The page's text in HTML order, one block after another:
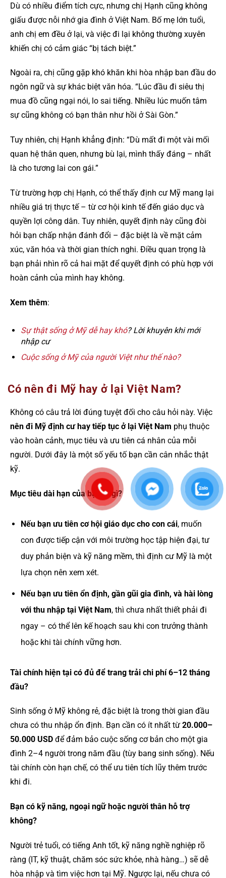
Dù có nhiều điểm tích cực, nhưng chị Hạnh cũng không
giấu được nỗi nhớ gia đình ở Việt Nam. Bố mẹ lớn tuổi,
anh chị em đều ở lại, và việc đi lại không thường xuyên
khiến chị có cảm giác “bị tách biệt.”
Ngoài ra, chị cũng gặp khó khăn khi hòa nhập ban đầu do
ngôn ngữ và sự khác biệt văn hóa. “Lúc đầu đi siêu thị
mua đồ cũng ngại nói, lo sai tiếng. Nhiều lúc muốn tâm
sự cũng không có bạn thân như hồi ở Sài Gòn.”
Tuy nhiên, chị Hạnh khẳng định: “Dù mất đi một vài mối
quan hệ thân quen, nhưng bù lại, mình thấy đáng – nhất
là cho tương lai con gái.”
Từ trường hợp chị Hạnh, có thể thấy định cư Mỹ mang lại
nhiều giá trị thực tế – từ cơ hội kinh tế đến giáo dục và
quyền lợi công dân. Tuy nhiên, quyết định này cũng đòi
hỏi bạn chấp nhận đánh đổi – đặc biệt là về mặt cảm
xúc, văn hóa và thời gian thích nghi. Điều quan trọng là
bạn phải nhìn rõ cả hai mặt để quyết định có phù hợp với
hoàn cảnh của mình hay không.
Xem thêm:
Sự thật sống ở Mỹ dễ hay khó? Lời khuyên khi mới
nhập cư
Cuộc sống ở Mỹ của người Việt như thế nào?
Có nên đi Mỹ hay ở lại Việt Nam?
Không có câu trả lời đúng tuyệt đối cho câu hỏi này. Việc
nên đi Mỹ định cư hay tiếp tục ở lại Việt Nam phụ thuộc
vào hoàn cảnh, mục tiêu và ưu tiên cá nhân của mỗi
người. Dưới đây là một số yếu tố bạn cần cân nhắc thật
kỹ.
Mục tiêu dài hạn của bạn là gì?
Nếu bạn ưu tiên cơ hội giáo dục cho con cái, muốn
con được tiếp cận với môi trường học tập hiện đại, tư
duy phản biện và kỹ năng mềm, thì định cư Mỹ là một
lựa chọn nên xem xét.
Nếu bạn ưu tiên ổn định, gần gũi gia đình, và hài lòng
với thu nhập tại Việt Nam, thì chưa nhất thiết phải đi
ngay – có thể lên kế hoạch sau khi con trưởng thành
hoặc khi tài chính vững hơn.
Tài chính hiện tại có đủ để trang trải chi phí 6–12 tháng
đầu?
Sinh sống ở Mỹ không rẻ, đặc biệt là trong thời gian đầu
chưa có thu nhập ổn định. Bạn cần có ít nhất từ 20.000–
50.000 USD để đảm bảo cuộc sống cơ bản cho một gia
đình 2–4 người trong năm đầu (tùy bang sinh sống). Nếu
tài chính còn hạn chế, có thể ưu tiên tích lũy thêm trước
khi đi.
Bạn có kỹ năng, ngoại ngữ hoặc người thân hỗ trợ
không?
Người trẻ tuổi, có tiếng Anh tốt, kỹ năng nghề nghiệp rõ
ràng (IT, kỹ thuật, chăm sóc sức khỏe, nhà hàng…) sẽ dễ
hòa nhập và tìm việc hơn tại Mỹ. Ngược lại, nếu chưa có